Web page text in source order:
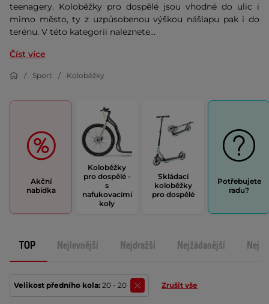
teenagery. Koloběžky pro dospělé jsou vhodné do ulic i
mimo město, ty z uzpůsobenou výškou nášlapu pak i do
terénu. V této kategorii naleznete...
Číst více
Sport Koloběžky
Akční
nabídka
Koloběžky
pro dospělé -
s
nafukovacími
koly
Skládací
koloběžky
pro dospělé
Potřebujete
radu?
TOP Nejlevnější Nejdražší Nejžádanější
Velikost předního kola: 20 - 20 Zrušit vše